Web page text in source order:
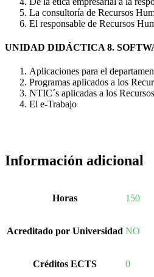
La consultoría de Recursos
El responsable de Recursos
UNIDAD DIDÁCTICA 8.
Aplicaciones para el
Programas aplicados a los
NTIC´s aplicadas a los
El e-Trabajo
Información adicional
Horas 150
Acreditado por Universidad NO
Créditos ECTS 0